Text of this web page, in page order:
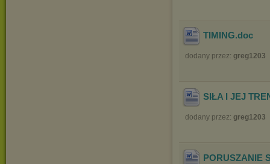
TIMING.doc
dodany przez: greg1203
SIŁA I JEJ
dodany przez: greg1203
PORUSZANIE